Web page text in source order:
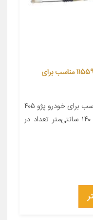
کابل کلاچ کابل خودرو سبزوار مدل 115598 مناسب برای
معرفی محصول جزئیات محصول مناسب برای خودرو پژو ۴۰۵
ویژگی‌های کابل دارای روکش طول ۱۴۰ سانتی‌متر تعداد در